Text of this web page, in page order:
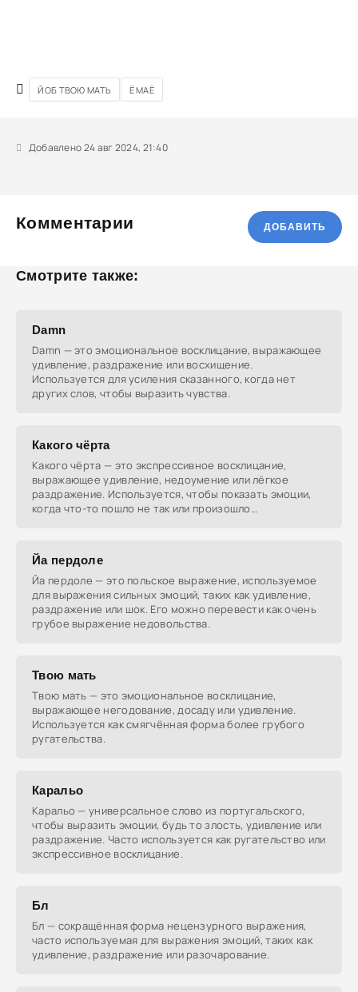
ЙОБ ТВОЮ МАТЬ Ё МАЁ
Добавлено 24 авг 2024, 21:40
Комментарии ДОБАВИТЬ
Смотрите также:
Damn
Damn — это эмоциональное восклицание, выражающее
удивление, раздражение или восхищение.
Используется для усиления сказанного, когда нет
других слов, чтобы выразить чувства.
Какого чёрта
Какого чёрта — это экспрессивное восклицание,
выражающее удивление, недоумение или лёгкое
раздражение. Используется, чтобы показать эмоции,
когда что-то пошло не так или произошло
Йа пердоле
Йа пердоле — это польское выражение, используемое
для выражения сильных эмоций, таких как удивление,
раздражение или шок. Его можно перевести как очень
грубое выражение недовольства.
Твою мать
Твою мать — это эмоциональное восклицание,
выражающее негодование, досаду или удивление.
Используется как смягчённая форма более грубого
ругательства.
Каральо
Каральо — универсальное слово из португальского,
чтобы выразить эмоции, будь то злость, удивление или
раздражение. Часто используется как ругательство или
экспрессивное восклицание.
Бл
Бл — сокращённая форма нецензурного выражения,
часто используемая для выражения эмоций, таких как
удивление, раздражение или разочарование.